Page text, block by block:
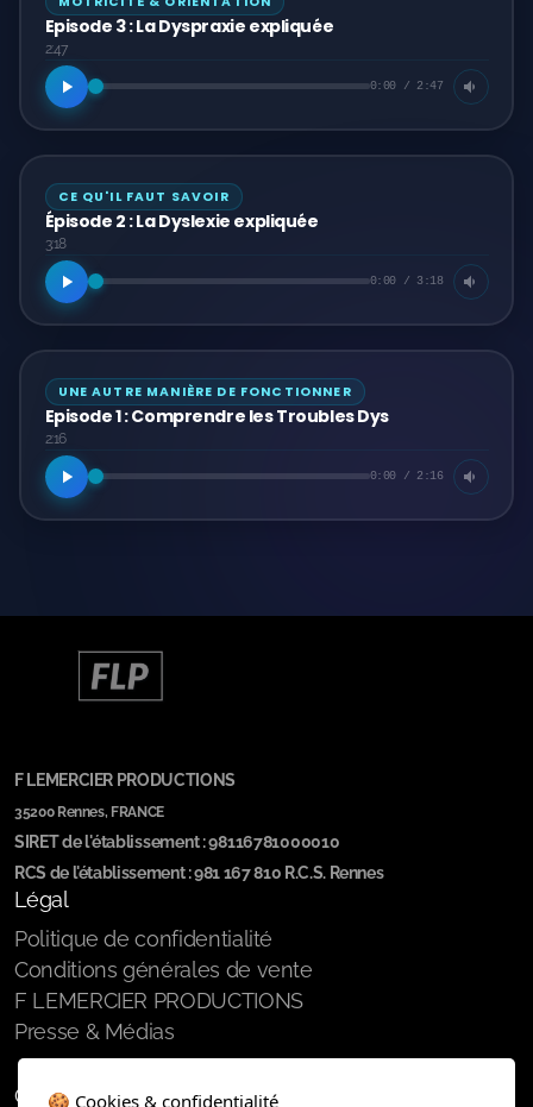
Episode 3 : La Dyspraxie expliquée
2:47
0:00 / 2:47
CE QU'IL FAUT SAVOIR
Épisode 2 : La Dyslexie expliquée
3:18
0:00 / 3:18
UNE AUTRE MANIÈRE DE FONCTIONNER
Episode 1 : Comprendre les Troubles Dys
2:16
0:00 / 2:16
F LEMERCIER PRODUCTIONS
35200 Rennes, FRANCE
SIRET de l'établissement : 98116781000010
RCS de l'établissement : 981 167 810 R.C.S. Rennes
Légal
Politique de confidentialité
Conditions générales de vente
F LEMERCIER PRODUCTIONS
Presse & Médias
Outils Utilisateurs
🍪 Cookies & confidentialité